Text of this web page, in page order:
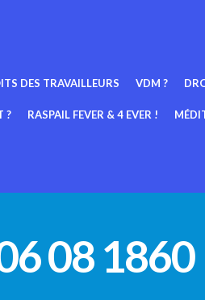
DES TRAVAILLEURS VDM ?
? RASPAIL FEVER & 4 EVER !
08 1860